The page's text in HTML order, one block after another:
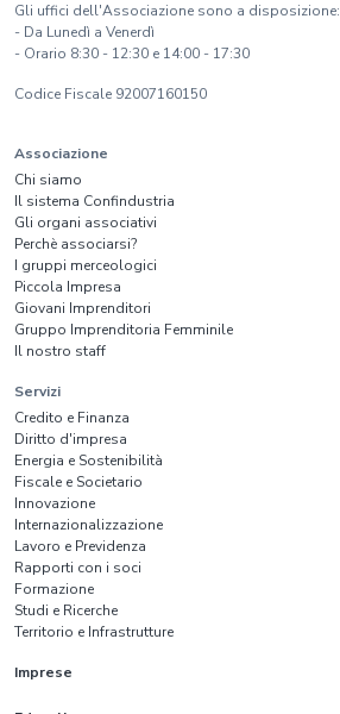
Gli uffici dell'Associazione sono a disposizione:
- Da Lunedì a Venerdì
- Orario 8:30 - 12:30 e 14:00 - 17:30
Codice Fiscale 92007160150
Associazione
Chi siamo
Il sistema Confindustria
Gli organi associativi
Perchè associarsi?
I gruppi merceologici
Piccola Impresa
Giovani Imprenditori
Gruppo Imprenditoria Femminile
Il nostro staff
Servizi
Credito e Finanza
Diritto d'impresa
Energia e Sostenibilità
Fiscale e Societario
Innovazione
Internazionalizzazione
Lavoro e Previdenza
Rapporti con i soci
Formazione
Studi e Ricerche
Territorio e Infrastrutture
Imprese